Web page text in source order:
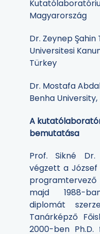
Magyarország
Dr. Zeynep
Universitesi
Türkey
Dr. Mostafa
Benha
A
bemutatása
Prof. Sikné
végzett a
majd 1988-
diplomát
Tanárképző
2000-ben Ph.D.